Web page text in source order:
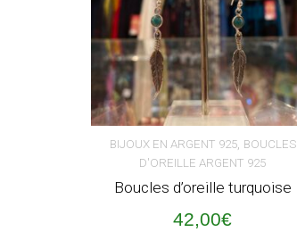
BIJOUX EN ARGENT 925, BOUCLES
D'OREILLE ARGENT 925
Boucles d’oreille turquoise
42,00€